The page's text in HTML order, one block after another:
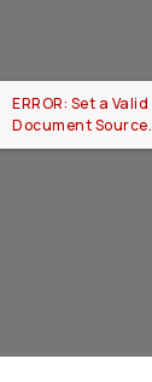
ERROR: Set a Valid
Document Source.